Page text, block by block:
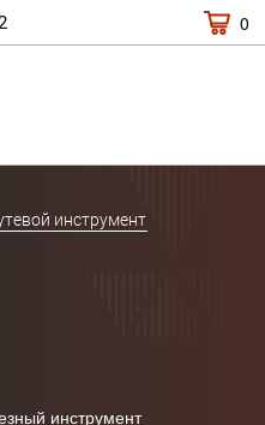
0
инструмент
инструмент